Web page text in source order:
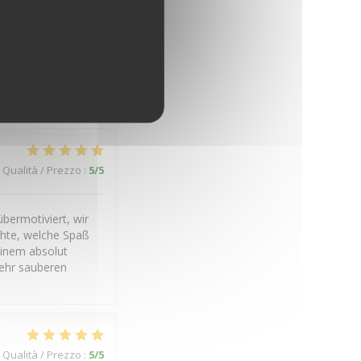
Qualità / Prezzo : 5/5
wir
welche Spaß
absolut
sauberen
Qualità / Prezzo : 5/5